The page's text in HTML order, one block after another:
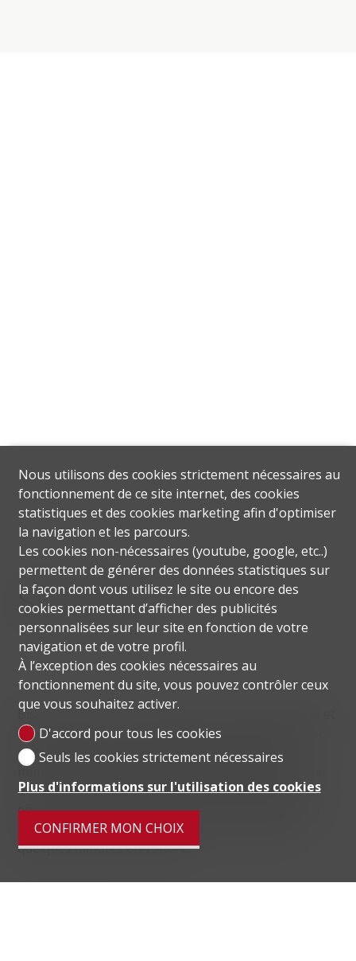
Situation
Bissone est situé à environ 8 km au sud de Lugano et
est réputé pour sa tranquillité. Elle surplombe le lac
de Lugano et compte environ 905 habitants. La
municipalité de Bissone est limitrophe de Campione
d'Italia, Arogno, Maroggia et Melano. Grâce à son
emplacement stratégique et à son accès pratique à
l'autoroute, la ville de Lugano est accessible en
quelques minutes en voiture.
Nous utilisons des cookies strictement nécessaires au
fonctionnement de ce site internet, des cookies
statistiques et des cookies marketing afin d'optimiser
la navigation et les parcours.
Les cookies non-nécessaires (youtube, google, etc..)
permettent de générer des données statistiques sur
la façon dont vous utilisez le site ou encore des
cookies permettant d’afficher des publicités
personnalisées sur leur site en fonction de votre
navigation et de votre profil.
À l’exception des cookies nécessaires au
fonctionnement du site, vous pouvez contrôler ceux
que vous souhaitez activer.
D'accord pour tous les cookies
Seuls les cookies strictement nécessaires
Plus d'informations sur l'utilisation des cookies
CONFIRMER MON CHOIX